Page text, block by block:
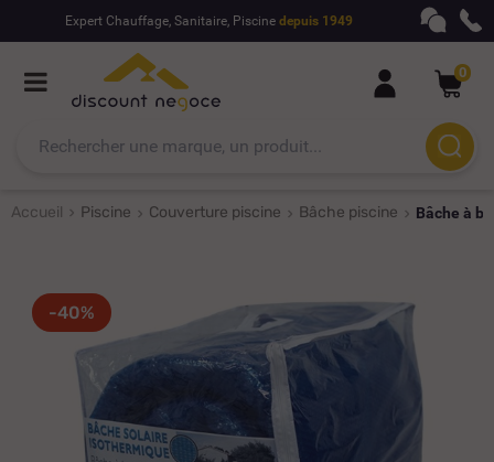
Expert Chauffage, Sanitaire, Piscine depuis 1949
0
Accueil Piscine Couverture piscine Bâche piscine Bâche à
-40%